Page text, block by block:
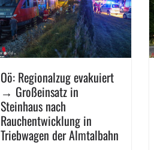
Oö: Regionalzug evakuiert
→ Großeinsatz in
Steinhaus nach
Rauchentwicklung in
Triebwagen der Almtalbahn